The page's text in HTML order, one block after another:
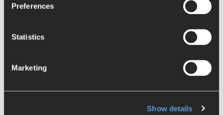
Preferences
Statistics
Marketing
Show details
und effizienter entwickeln können – 25 %
vermeiden und von den Best Practices der
Top-Performer profitieren wollen, laden Sie